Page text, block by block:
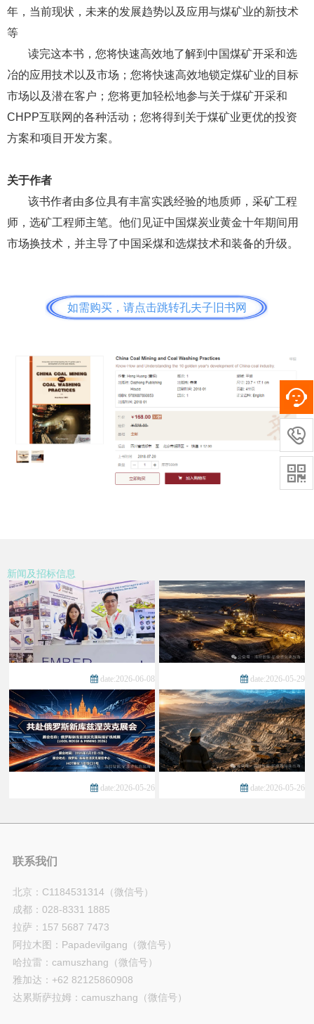
年，当前现状，未来的发展趋势以及应用与煤矿业的新技术
等
读完这本书，您将快速高效地了解到中国煤矿开采和选
冶的应用技术以及市场；您将快速高效地锁定煤矿业的目标
市场以及潜在客户；您将更加轻松地参与关于煤矿开采和
CHPP互联网的各种活动；您将得到关于煤矿业更优的投资
方案和项目开发方案。
关于作者
该书作者由多位具有丰富实践经验的地质师，采矿工程
师，选矿工程师主笔。他们见证中国煤炭业黄金十年期间用
市场换技术，并主导了中国采煤和选煤技术和装备的升级。
如需购买，请点击跳转孔夫子旧书网
新闻及招标信息
date:2026-06-08 date:2026-05-29
date:2026-05-26 date:2026-05-26
联系我们
北京：C1184531314（微信号）
成都：028-8331 1885
拉萨：157 5687 7473
阿拉木图：Papadevilgang（微信号）
哈拉雷：camuszhang（微信号）
雅加达：+62 82125860908
达累斯萨拉姆：camuszhang（微信号）

